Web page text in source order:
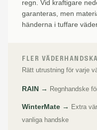
regn. Vid kraftigare
garanteras, men
händerna i tuffare
FLER
Rätt utrustning för varje
RAIN → Regnhandske
WinterMate → Extra
vanliga handske